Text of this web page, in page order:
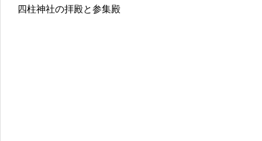
四柱神社の拝殿と参集殿